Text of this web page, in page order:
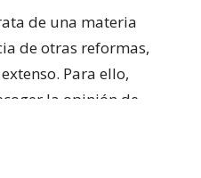
de una materia
de otras reformas,
Para ello,
la opinión de